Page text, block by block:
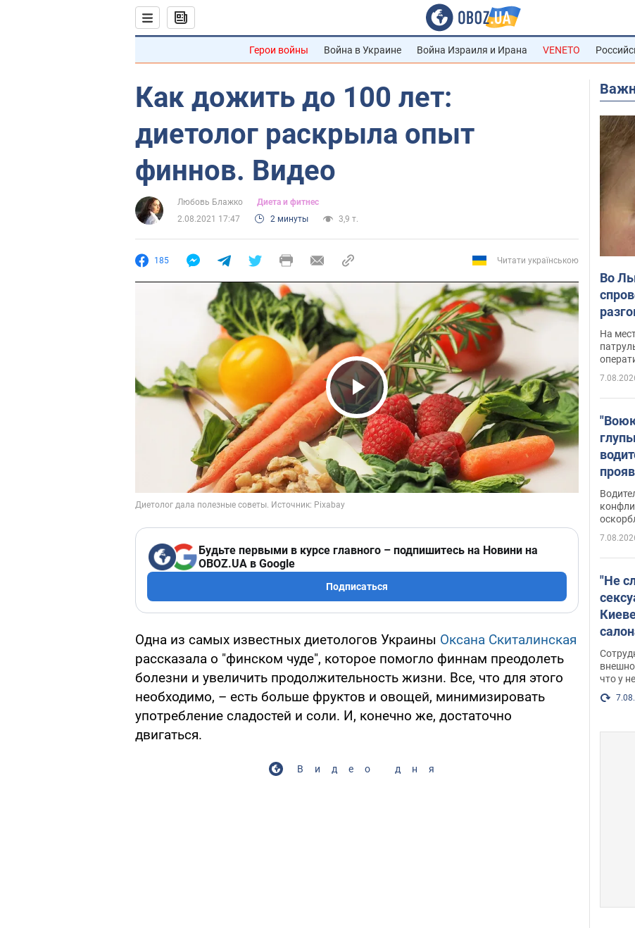
Герои войны Война в Украине Война Израиля и Ирана VENETO
Как дожить до 100 лет:
диетолог раскрыла опыт
финнов. Видео
Любовь Блажко
Диета и фитнес
2.08.2021 17:47
2 минуты 3,9 т.
185 Читати українською
Play Video
Будьте первыми в курсе главного – подпишитесь на Новини на
OBOZ.UA в Google
Подписаться
Одна из самых известных диетологов Украины Оксана Скиталинская
рассказала о "финском чуде", которое помогло финнам преодолеть
болезни и увеличить продолжительность жизни. Все, что для этого
необходимо, – есть больше фруктов и овощей, минимизировать
употребление сладостей и соли. И, конечно же, достаточно
двигаться.
Видео дня
Во
На
"Не
Фото
что у